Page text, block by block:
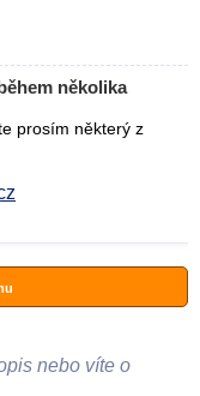
několika
prosím některý z
nebo víte o